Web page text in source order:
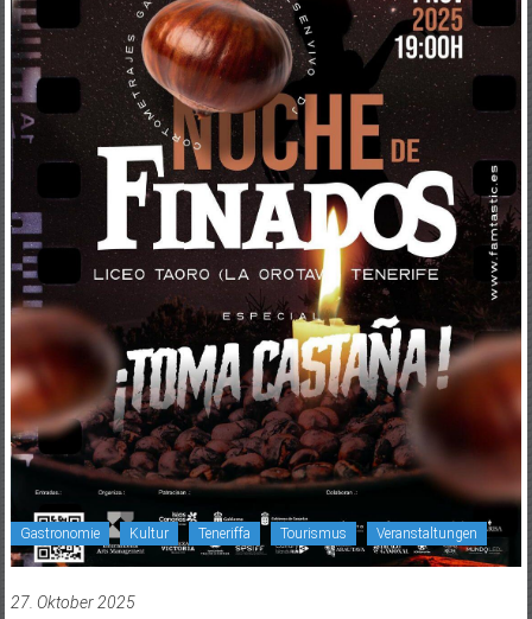
Gastronomie Kultur Teneriffa Tourismus Veranstaltungen
27. Oktober 2025